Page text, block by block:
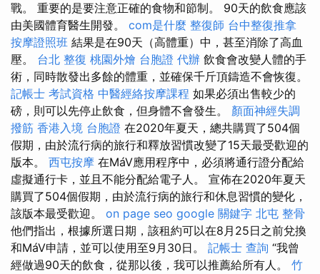
戰。 重要的是要注意正確的食物和節制。 90天的飲食應該
由美國體育醫生開發。 com是什麼 整復師 台中整復推拿
按摩證照班 結果是在90天（高體重）中，甚至消除了高血
壓。 台北 整復 桃園外燴 台胞證 代辦 飲食會改變人體的手
術，同時散發出多餘的體重，並確保千斤頂鑄造不會恢復。
記帳士 考試資格 中醫經絡按摩課程 如果必須出售較少的
磅，則可以先停止飲食，但身體不會發生。 顏面神經失調
撥筋 香港入境 台胞證 在2020年夏天，總共購買了504個
假期，由於流行病的旅行和釋放習慣改變了15天最受歡迎的
版本。 西屯按摩 在MáV應用程序中，必須將通行證分配給
虛擬通行卡，並且不能分配給電子人。 宣佈在2020年夏天
購買了504個假期，由於流行病的旅行和休息習慣的變化，
該版本最受歡迎。 on page seo google 關鍵字 北屯 整骨
他們指出，根據所選日期，該租約可以在8月25日之前兌換
和MáV申請，並可以使用至9月30日。 記帳士 查詢 “我曾
經做過90天的飲食，從那以後，我可以推薦給所有人。 竹